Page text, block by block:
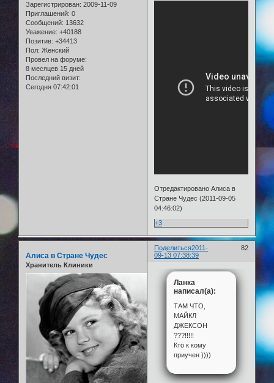
Зарегистрирован: 2009-11-09
Приглашений: 0
Сообщений: 13632
Уважение: +40188
Позитив: +34413
Пол: Женский
Провел на форуме:
8 месяцев 15 дней
Последний визит:
Сегодня 07:42:01
Отредактировано Алиса в
Стране Чудес (2011-09-05
04:46:02)
+3
Поделиться 82
2011-
09-13 07:38:39
Алиса в Стране Чудес
Хранитель Клиники
Ланка
написал(а):
ТАМ ЧТО,
МАЙКЛ
ДЖЕКСОН
???!!!!!
Кто к кому
приучен ))))